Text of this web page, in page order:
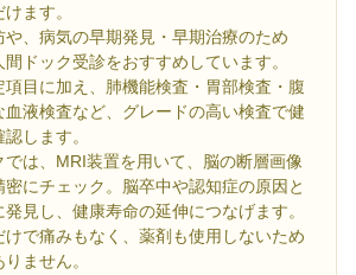
ます。
、病気の早期発見・早期治療のため
ドック受診をおすすめしています。
項目に加え、肺機能検査・胃部検査・腹
液検査など、グレードの高い検査で健
します。
では、MRI装置を用いて、脳の断層画像
にチェック。脳卒中や認知症の原因と
見し、健康寿命の延伸につなげます。
で痛みもなく、薬剤も使用しないため
ません。